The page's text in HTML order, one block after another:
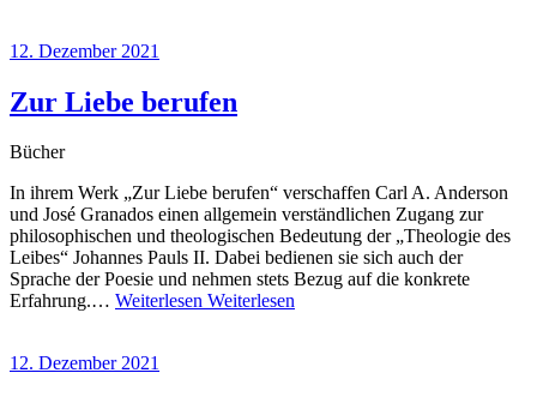
12. Dezember 2021
Zur Liebe berufen
Bücher
In ihrem Werk „Zur Liebe berufen“ verschaffen Carl A. Anderson
und José Granados einen allgemein verständlichen Zugang zur
philosophischen und theologischen Bedeutung der „Theologie des
Leibes“ Johannes Pauls II. Dabei bedienen sie sich auch der
Sprache der Poesie und nehmen stets Bezug auf die konkrete
Erfahrung.… Weiterlesen Weiterlesen
12. Dezember 2021